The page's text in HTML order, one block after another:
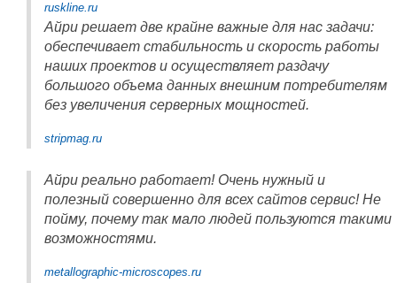
ruskline.ru
Айри решает две крайне важные для нас задачи:
обеспечивает стабильность и скорость работы
наших проектов и осуществляет раздачу
большого объема данных внешним потребителям
без увеличения серверных мощностей.
stripmag.ru
Айри реально работает! Очень нужный и
полезный совершенно для всех сайтов сервис! Не
пойму, почему так мало людей пользуются такими
возможностями.
metallographic-microscopes.ru